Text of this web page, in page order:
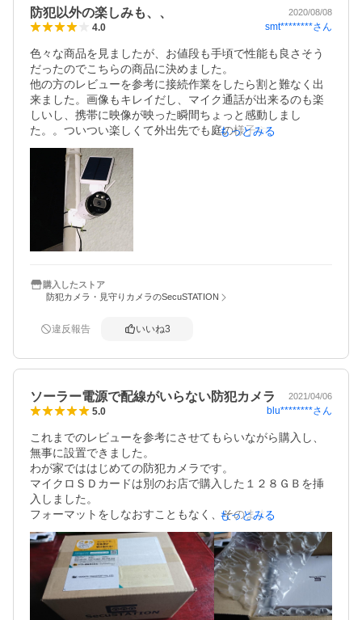
・広角アングルかノーマルアングルの設定が欲しい（2台
目を裏口に検討）
注文番号：secu-10029094
防犯以外の楽しみも、、 2020/08/08
4.0 smt********さん
色々な商品を見ましたが、お値段も手頃で性能も良さそう
だったのでこちらの商品に決めました。
他の方のレビューを参考に接続作業をしたら割と難なく出
来ました。画像もキレイだし、マイク通話が出来るのも楽
しいし、携帯に映像が映った瞬間ちょっと感動しまし
た。。ついつい楽しくて外出先でも庭の様子や飼い犬の行
動などを見たりしてしまいます。真剣に防犯のために買っ
たのですが、違う楽しみが出来ました笑。
機能的にも満足なんですが、マイナス点をしいていうな
ら、アプリの画像の立ち上がりが結構遅いことです。検知
してもそうしているうちに通り過ぎている、、、。
にしても！楽しめているし、一応防犯対策にはなっている
ので買って良かったです。ありがとうございました。
設置後２ヶ月ほどで作動しなくなりました。台風後くらい
から充電されなく電源も入らなくで雨のせいもあるか
が）になるので特に修理など問い合わせせずに外して処
今は10倍ほどの金額で設置した警備会社の防犯カメラは確
も良かったこの商品は楽しかっただけに残念です。
もっとみる
購入したストア
防犯カメラ・見守りカメラのSecuSTATION
違反報告 いいね3
ソーラー電源で配線がいらない防犯カメラ 2021/04/06
5.0 blu********さん
これまでのレビューを参考にさせてもらいながら購入し、
無事に設置できました。
わが家でははじめての防犯カメラです。
マイクロＳＤカードは別のお店で購入した１２８ＧＢを挿
入しました。
フォーマットをしなおすこともなく、そのまま使用できま
した。
写真のようにパーツ等の付属品はそう多くなく、手順は付
属の説明書にしたがい進めました。
そんなに難しいとは思いませんが、私の場合、取り付けて
から不具合になりました。
ライブ映像がすぐに切断され、録画された動画も表示され
もっとみる